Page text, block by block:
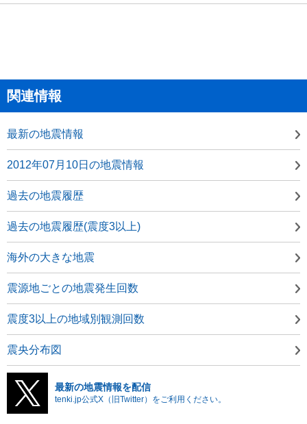
関連情報
最新の地震情報
2012年07月10日の地震情報
過去の地震履歴
過去の地震履歴(震度3以上)
海外の大きな地震
震源地ごとの地震発生回数
震度3以上の地域別観測回数
震央分布図
最新の地震情報を配信
tenki.jp公式X（旧Twitter）をご利用ください。